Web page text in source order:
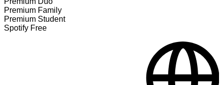
Premium Family
Premium Student
Spotify Free